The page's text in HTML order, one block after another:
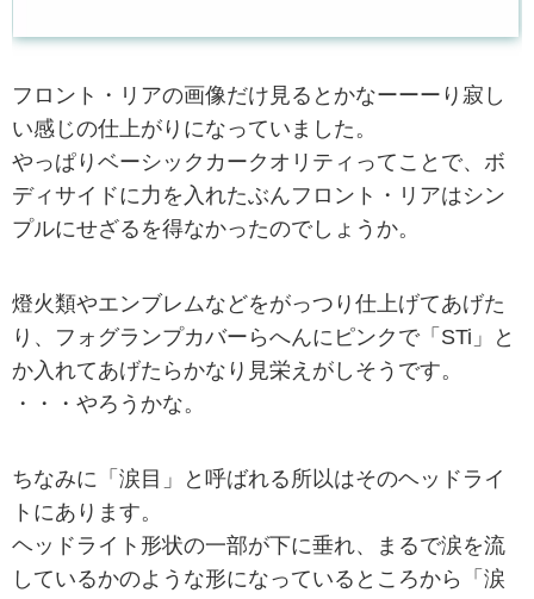
フロント・リアの画像だけ見るとかなーーーり寂し
い感じの仕上がりになっていました。
やっぱりベーシックカークオリティってことで、ボ
ディサイドに力を入れたぶんフロント・リアはシン
プルにせざるを得なかったのでしょうか。
燈火類やエンブレムなどをがっつり仕上げてあげた
り、フォグランプカバーらへんにピンクで「STi」と
か入れてあげたらかなり見栄えがしそうです。
・・・やろうかな。
ちなみに「涙目」と呼ばれる所以はそのヘッドライ
トにあります。
ヘッドライト形状の一部が下に垂れ、まるで涙を流
しているかのような形になっているところから「涙